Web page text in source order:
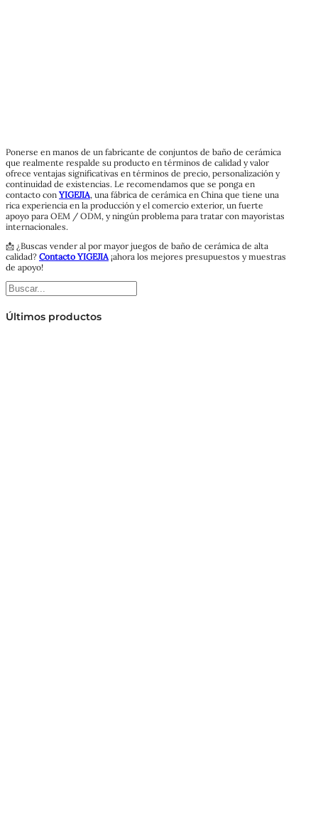
Ponerse en manos de un fabricante de conjuntos de baño de cerámica
que realmente respalde su producto en términos de calidad y valor
ofrece ventajas significativas en términos de precio, personalización y
continuidad de existencias. Le recomendamos que se ponga en
contacto con YIGEJIA, una fábrica de cerámica en China que tiene una
rica experiencia en la producción y el comercio exterior, un fuerte
apoyo para OEM / ODM, y ningún problema para tratar con mayoristas
internacionales.
📩 ¿Buscas vender al por mayor juegos de baño de cerámica de alta
calidad? Contacto YIGEJIA¡ahora los mejores presupuestos y muestras
de apoyo!
Buscar
Últimos productos